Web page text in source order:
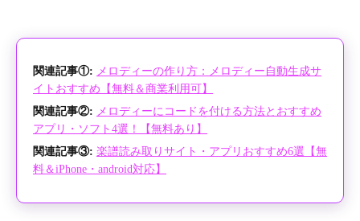
関連記事①: メロディーの作り方：メロディー自動生成サ
イトおすすめ【無料＆商業利用可】
関連記事②: メロディーにコードを付ける方法とおすすめ
アプリ・ソフト4選！【無料あり】
関連記事③: 楽譜読み取りサイト・アプリおすすめ6選【無
料＆iPhone・android対応】